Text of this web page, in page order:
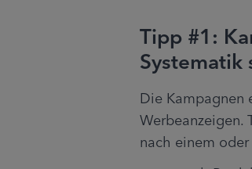
Tipp #1:
Die
Werbeanzeigen.
nach einem